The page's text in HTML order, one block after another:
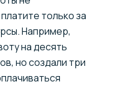
только за
Например,
на десять
но создали три